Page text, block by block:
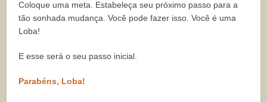
Coloque uma meta. Estabeleça seu próximo passo para a
tão sonhada mudança. Você pode fazer isso. Você é uma
Loba!
E esse será o seu passo inicial.
Parabéns, Loba!